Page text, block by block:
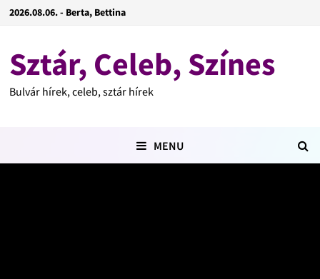
2026.08.06. - Berta, Bettina
Sztár, Celeb, Színes
Bulvár hírek, celeb, sztár hírek
MENU